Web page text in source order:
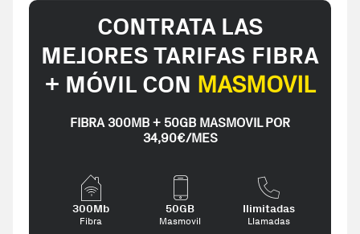
CONTRATA LAS
MEJORES TARIFAS FIBRA
+ MÓVIL CON MASMOVIL
FIBRA 300MB + 50GB MASMOVIL POR
34,90€/MES
300Mb
Fibra
50GB
Masmovil
Ilimitadas
Llamadas